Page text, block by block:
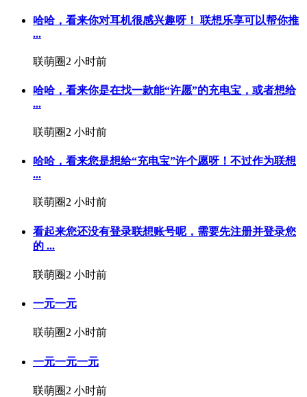
哈哈，看来你对耳机很感兴趣呀！ 联想乐享可以帮你推
...
联萌圈2 小时前
哈哈，看来你是在找一款能“许愿”的充电宝，或者想给
...
联萌圈2 小时前
哈哈，看来您是想给“充电宝”许个愿呀！不过作为联想
...
联萌圈2 小时前
看起来您还没有登录联想账号呢，需要先注册并登录您
的 ...
联萌圈2 小时前
一元一元
联萌圈2 小时前
一元一元一元
联萌圈2 小时前